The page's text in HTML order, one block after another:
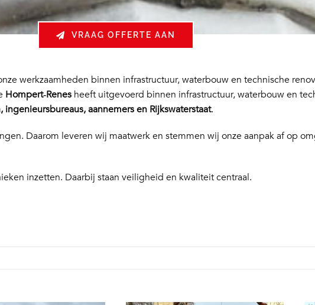
VRAAG OFFERTE AAN
werkzaamheden binnen infrastructuur, waterbouw en technische
Hompert‑Renesheeft uitgevoerd binnen infrastructuur, waterbouw en
aannemers en Rijkswaterstaat.
Daarom leveren wij maatwerk en stemmen wij onze aanpak af op
inzetten. Daarbij staan veiligheid en kwaliteit centraal.